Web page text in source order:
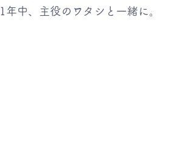
1年中、主役のワタシと一緒に。